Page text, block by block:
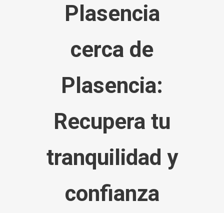
Plasencia
cerca de
Plasencia:
Recupera tu
tranquilidad y
confianza